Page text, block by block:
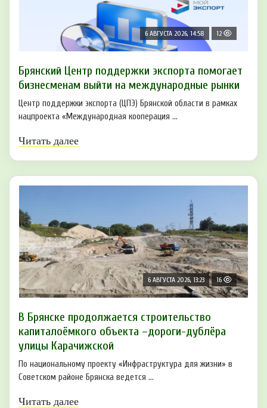
6 АВГУСТА 2026, 14:58 12
Брянский Центр поддержки экспорта помогает
бизнесменам выйти на международные рынки
Центр поддержки экспорта (ЦПЭ) Брянской области в рамках
нацпроекта «Международная кооперация ...
Читать далее
6 АВГУСТА 2026, 13:23 16
В Брянске продолжается строительство
капиталоёмкого объекта –дороги-дублёра
улицы Карачижской
По национальному проекту «Инфраструктура для жизни» в
Советском районе Брянска ведется ...
Читать далее